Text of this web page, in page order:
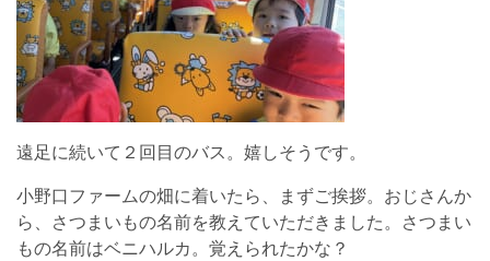
遠足に続いて２回目のバス。嬉しそうです。
小野口ファームの畑に着いたら、まずご挨拶。おじさんか
ら、さつまいもの名前を教えていただきました。さつまい
もの名前はベニハルカ。覚えられたかな？